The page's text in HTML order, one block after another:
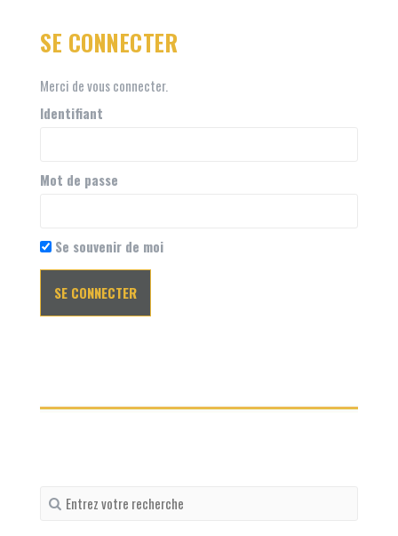
SE CONNECTER
Merci de vous connecter.
Identifiant
Mot de passe
Se souvenir de moi
Recherche
pour